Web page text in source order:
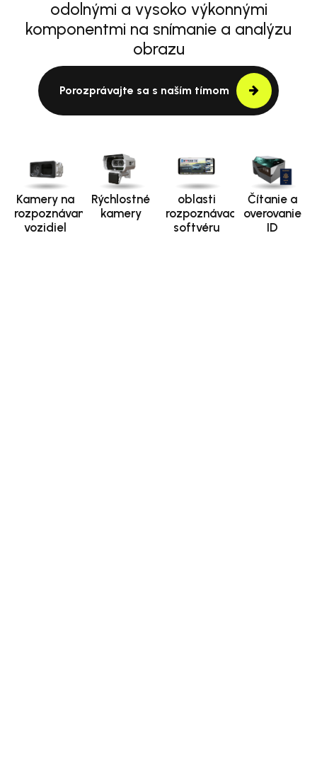
odolnými a vysoko výkonnými
komponentmi na snímanie a analýzu
obrazu
Porozprávajte sa s naším tímom
Kamery na
rozpoznávanie
vozidiel
Rýchlostné
kamery
oblasti
rozpoznávacieho
softvéru
Čítanie a
overovanie
ID